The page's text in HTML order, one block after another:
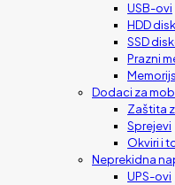
USB-ovi
HDD
SSD
Prazni
Dodaci za
Zaštita
Sprejevi
Okviri i
Neprekidna
UPS-ovi